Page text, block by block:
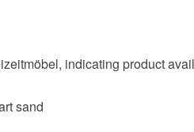
sand